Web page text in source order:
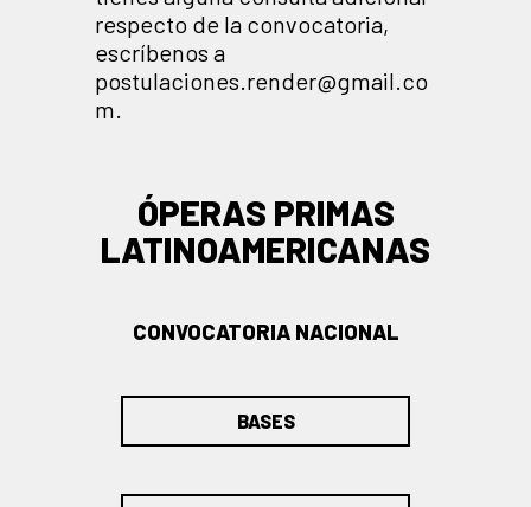
respecto de la convocatoria,
escríbenos a
postulaciones.render@gmail.co
m.
ÓPERAS PRIMAS
LATINOAMERICANAS
CONVOCATORIA NACIONAL
BASES